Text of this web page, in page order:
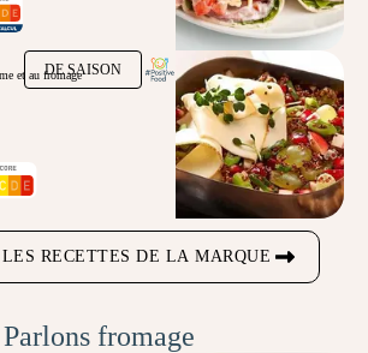
DE SAISON
et au fromage
LES RECETTES DE LA MARQUE
Parlons fromage